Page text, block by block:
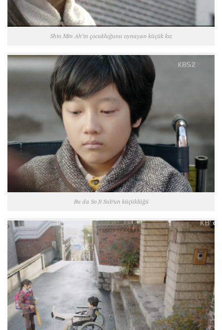
Shin Min Ah’ın çocukluğunu oynayan küçük kız
Bu da So Ji Sub’un küçüklüğü